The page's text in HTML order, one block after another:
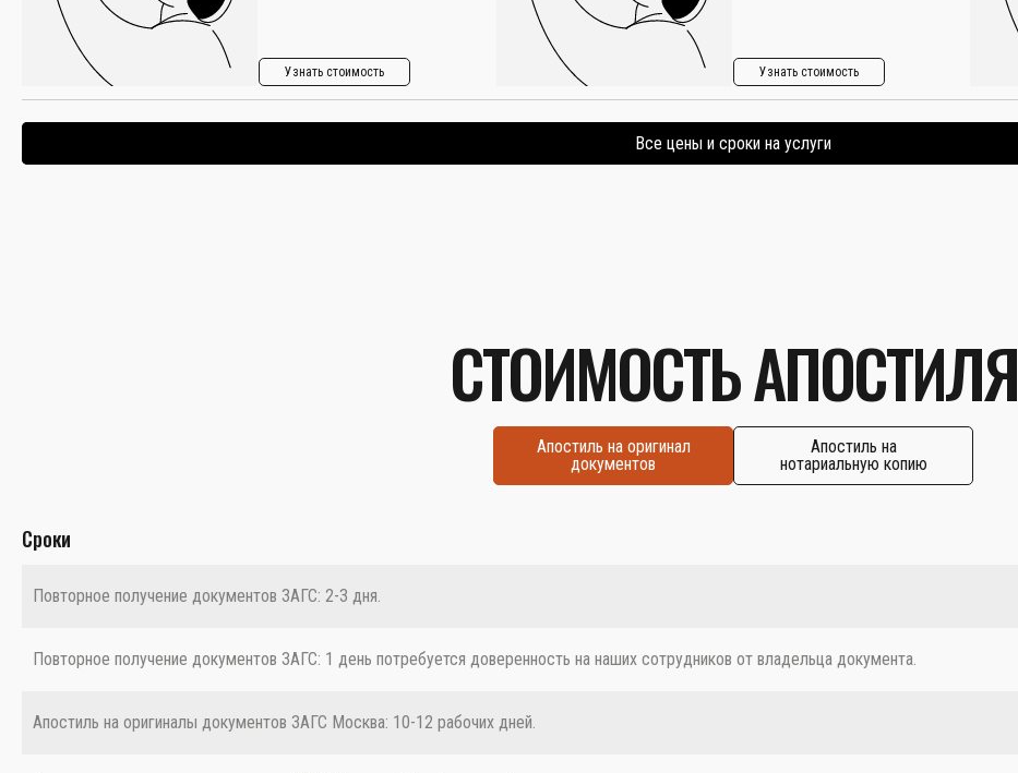
Узнать стоимость Узнать стоимость
Все цены и сроки на услуги
СТОИМОСТЬ АПОСТИЛЯ
Апостиль на оригинал
документов
Апостиль на
нотариальную копию
Сроки
Повторное получение документов ЗАГС: 2-3 дня.
Повторное получение документов ЗАГС: 1 день потребуется доверенность на наших сотрудников от владельца документа.
Апостиль на оригиналы документов ЗАГС Москва: 10-12 рабочих дней.